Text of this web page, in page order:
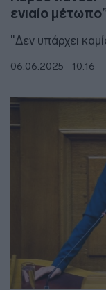
ενιαίο
"Δεν υπάρχει
06.06.2025 - 10:16